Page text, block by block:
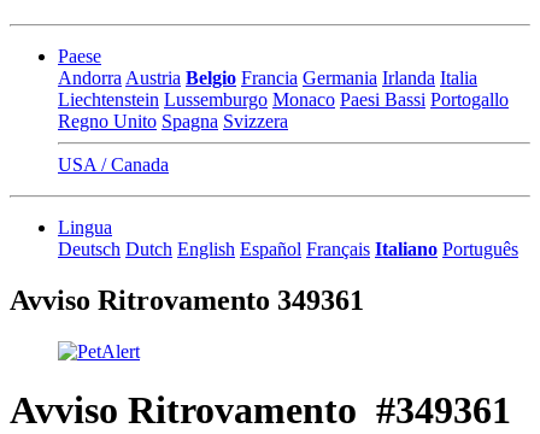
Paese
Andorra Austria Belgio Francia Germania Irlanda Italia
Liechtenstein Lussemburgo Monaco Paesi Bassi Portogallo
Regno Unito Spagna Svizzera
USA / Canada
Lingua
Deutsch Dutch English Español Français Italiano Português
Avviso Ritrovamento 349361
Avviso Ritrovamento #349361